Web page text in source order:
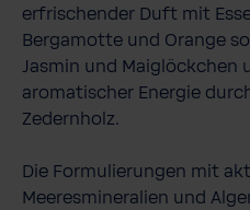
erfrischender Duft mit
Bergamotte und Orange
Jasmin und Maiglöckchen
aromatischer Energie
Zedernholz.
Die Formulierungen mit
Meeresmineralien und